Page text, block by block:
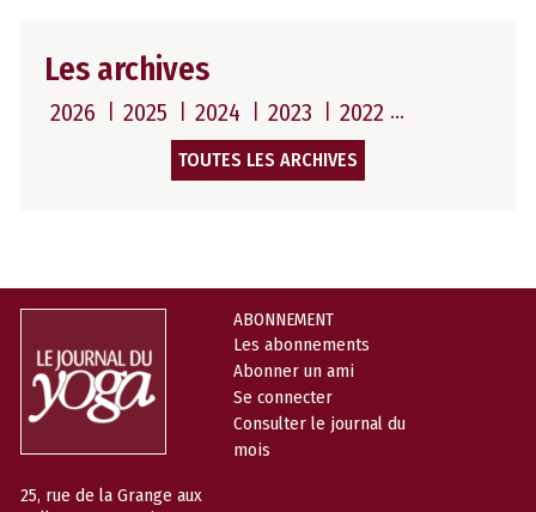
Les archives
2026 2025 2024 2023 2022
TOUTES LES ARCHIVES
25, rue de la Grange aux
ABONNEMENT
Les abonnements
Abonner un ami
Se connecter
Consulter le journal du
mois